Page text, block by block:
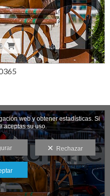
web y obtener estadísticas. Si
aceptas su uso.
Rechazar